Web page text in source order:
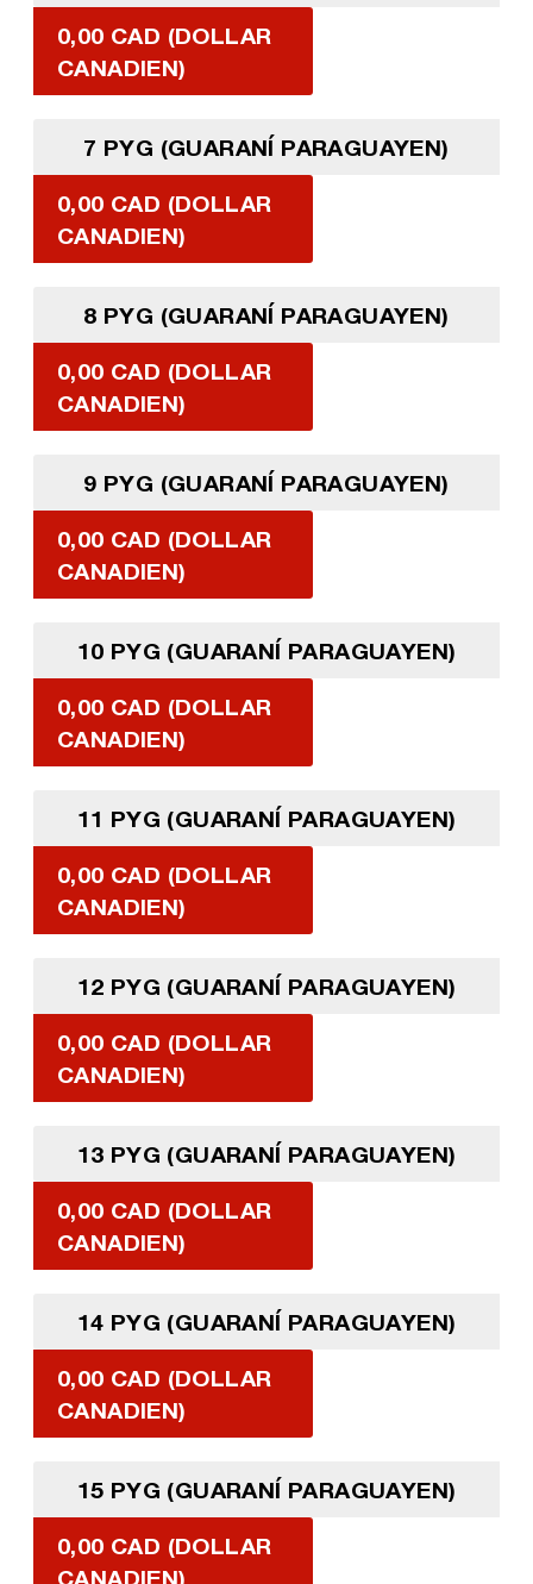
0,00 CAD (DOLLAR
CANADIEN)
7 PYG (GUARANÍ PARAGUAYEN)
0,00 CAD (DOLLAR
CANADIEN)
8 PYG (GUARANÍ PARAGUAYEN)
0,00 CAD (DOLLAR
CANADIEN)
9 PYG (GUARANÍ PARAGUAYEN)
0,00 CAD (DOLLAR
CANADIEN)
10 PYG (GUARANÍ PARAGUAYEN)
0,00 CAD (DOLLAR
CANADIEN)
11 PYG (GUARANÍ PARAGUAYEN)
0,00 CAD (DOLLAR
CANADIEN)
12 PYG (GUARANÍ PARAGUAYEN)
0,00 CAD (DOLLAR
CANADIEN)
13 PYG (GUARANÍ PARAGUAYEN)
0,00 CAD (DOLLAR
CANADIEN)
14 PYG (GUARANÍ PARAGUAYEN)
0,00 CAD (DOLLAR
CANADIEN)
15 PYG (GUARANÍ PARAGUAYEN)
0,00 CAD (DOLLAR
CANADIEN)